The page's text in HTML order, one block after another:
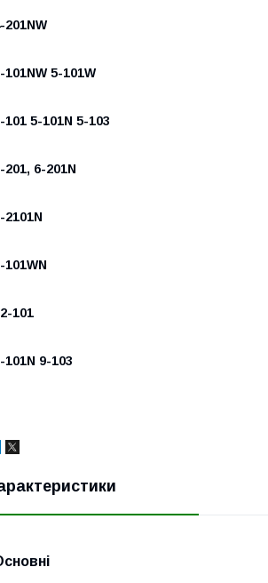
201NW
101NW 5-101W
101 5-101N 5-103
201, 6-201N
2101N
101WN
101
101N 9-103